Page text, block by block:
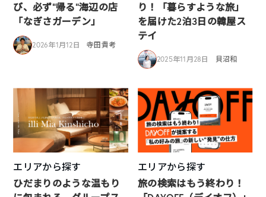
び、必ず”帰る”海辺の店
「なぎさガーデン」
2026年1月12日 寺田貴考
り！「暮らすような旅」
を届けた2泊3日の韓屋ス
テイ
2025年11月28日 貝沼和
エリアから探す
ひだまりのような温もり
エリアから探す
旅の検索はもう終わり！